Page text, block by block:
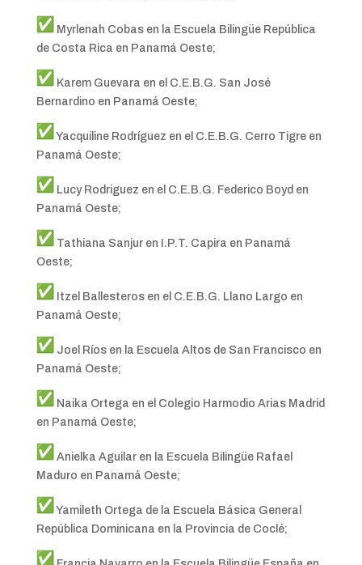
Myrlenah Cobas en la Escuela Bilingüe República
de Costa Rica en Panamá Oeste;
Karem Guevara en el C.E.B.G. San José
Bernardino en Panamá Oeste;
Yacquiline Rodríguez en el C.E.B.G. Cerro Tigre en
Panamá Oeste;
Lucy Rodriguez en el C.E.B.G. Federico Boyd en
Panamá Oeste;
Tathiana Sanjur en I.P.T. Capira en Panamá
Oeste;
Itzel Ballesteros en el C.E.B.G. Llano Largo en
Panamá Oeste;
Joel Ríos en la Escuela Altos de San Francisco en
Panamá Oeste;
Naika Ortega en el Colegio Harmodio Arias Madrid
en Panamá Oeste;
Anielka Aguilar en la Escuela Bilingüe Rafael
Maduro en Panamá Oeste;
Yamileth Ortega de la Escuela Básica General
República Dominicana en la Provincia de Coclé;